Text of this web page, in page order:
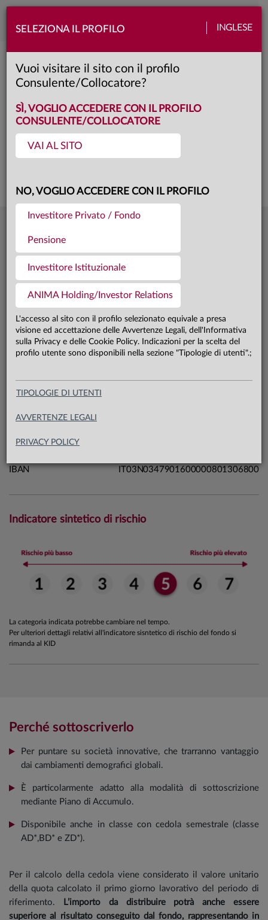
SELEZIONA IL PROFILO INGLESE
Vuoi visitare il sito con il profilo
Consulente/Collocatore?
SÌ, VOGLIO ACCEDERE CON IL PROFILO
CONSULENTE/COLLOCATORE
VAI AL SITO
NO, VOGLIO ACCEDERE CON IL PROFILO
Investitore Privato / Fondo
Pensione
Investitore Istituzionale
ANIMA Holding/Investor Relations
L'accesso al sito con il profilo selezionato equivale a presa
visione ed accettazione delle Avvertenze Legali, dell'Informativa
sulla Privacy e delle Cookie Policy. Indicazioni per la scelta del
profilo utente sono disponibili nella sezione "Tipologie di utenti".;
TIPOLOGIE DI UTENTI
AVVERTENZE LEGALI
PRIVACY POLICY
Toggle
Anima Megatrend People
Classe: ZD
Questa è una comunicazione di marketing. Si prega di consultare il prospetto e
Ultima quota
04.08.26
Patrimonio fondo31.07.26
Patrimonio classe ZD 31.07.26
Carta di identità
Linea
Mercati
Macrocategoria
Domicilio
Data di avvio
IBAN
IT03N0347901600000801306800
Indicatore sintetico di rischio
La categoria indicata potrebbe cambiare nel tempo.
Per ulteriori dettagli relativi all'indicatore sisntetico di rischio del fondo si
rimanda al KID
Perché sottoscriverlo
Per puntare su società innovative, che trarranno vantaggio
dai cambiamenti demografici globali.
È particolarmente adatto alla modalità di sottoscrizione
mediante Piano di Accumulo.
Disponibile anche in classe con cedola semestrale (classe
AD*,BD* e ZD*).
Per il calcolo della cedola viene considerato il valore unitario
della quota calcolato il primo giorno lavorativo del periodo di
riferimento.
L’importo da distribuire potrà anche essere
superiore al risultato conseguito dal fondo, rappresentando in